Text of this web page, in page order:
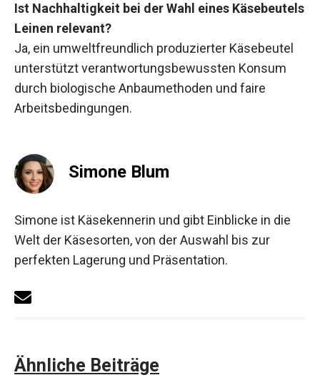
Ist Nachhaltigkeit bei der Wahl eines Käsebeutels
Leinen relevant?
Ja, ein umweltfreundlich produzierter Käsebeutel
unterstützt verantwortungsbewussten Konsum
durch biologische Anbaumethoden und faire
Arbeitsbedingungen.
Simone Blum
Simone ist Käsekennerin und gibt Einblicke in die
Welt der Käsesorten, von der Auswahl bis zur
perfekten Lagerung und Präsentation.
Ähnliche Beiträge